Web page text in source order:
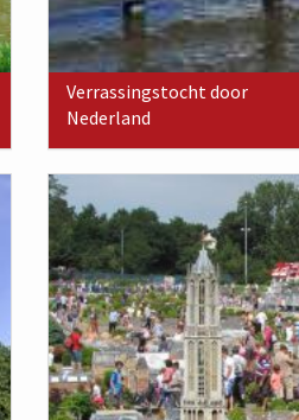
Verrassingstocht door
Nederland